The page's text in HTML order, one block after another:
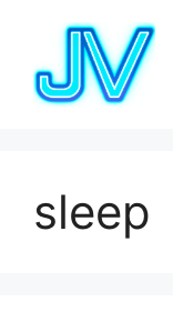
conteúdo
sleep